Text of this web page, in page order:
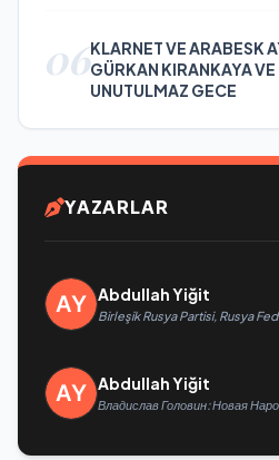
06KLARNET VE ARABESK
GÜRKAN KIRANKAYA
UNUTULMAZ GECE
YAZARLAR
Abdullah Yiğit
Birleşik Rusya Partisi, Rusya
Abdullah Yiğit
Владислав Головин: Новая